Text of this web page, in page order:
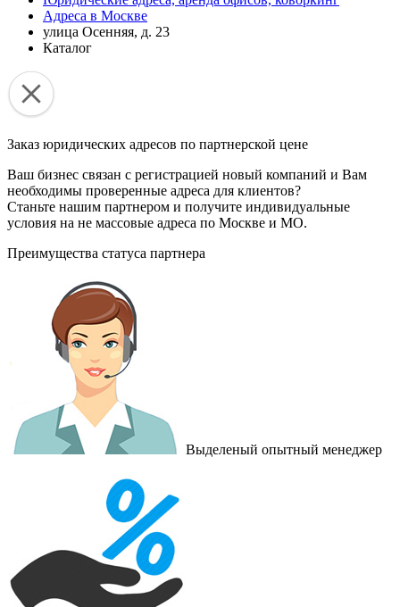
Адреса в Москве
улица Осенняя, д. 23
Каталог
Заказ юридических адресов по партнерской цене
Ваш бизнес связан с регистрацией новый компаний и Вам
необходимы проверенные адреса для клиентов?
Станьте нашим партнером и получите индивидуальные
условия на не массовые адреса по Москве и МО.
Преимущества статуса партнера
Выделеный опытный менеджер